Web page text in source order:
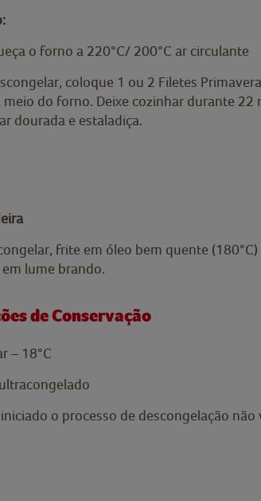
o forno a 220°C/ 200°C ar circulante
coloque 1 ou 2 Filetes
meio do forno. Deixe cozinhar durante
dourada e estaladiça.
frite em óleo bem quente
lume brando.
de Conservação
– 18°C
o processo de descongelação não